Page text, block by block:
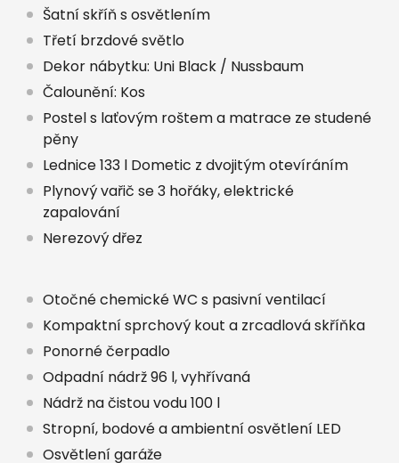
Šatní skříň s osvětlením
Třetí brzdové světlo
Dekor nábytku: Uni Black / Nussbaum
Čalounění: Kos
Postel s laťovým roštem a matrace ze studené
pěny
Lednice 133 l Dometic z dvojitým otevíráním
Plynový vařič se 3 hořáky, elektrické
zapalování
Nerezový dřez
Otočné chemické WC s pasivní ventilací
Kompaktní sprchový kout a zrcadlová skříňka
Ponorné čerpadlo
Odpadní nádrž 96 l, vyhřívaná
Nádrž na čistou vodu 100 l
Stropní, bodové a ambientní osvětlení LED
Osvětlení garáže